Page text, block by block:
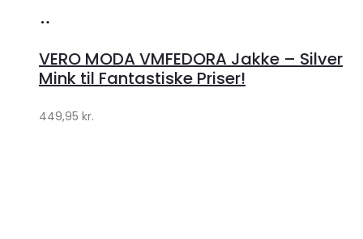
Klædeskabet.dk
VERO MODA VMFEDORA Jakke – Silver
Mink til Fantastiske Priser!
449,95 kr.